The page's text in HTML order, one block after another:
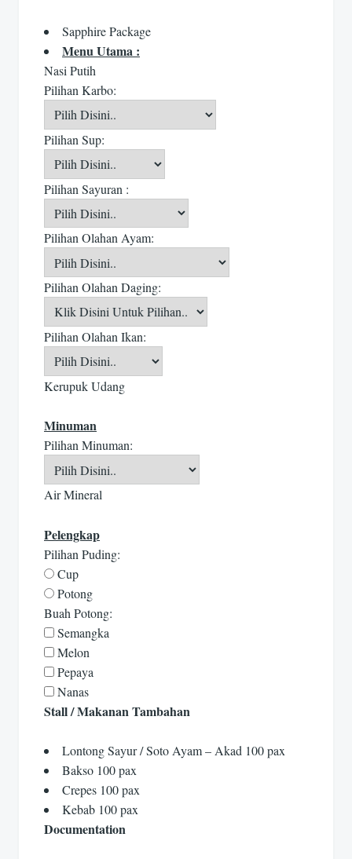
Sapphire Package
Menu Utama :
Nasi Putih
Pilihan Karbo:
Pilihan Sup:
Pilihan Sayuran :
Pilihan Olahan Ayam:
Pilihan Olahan Daging:
Pilihan Olahan Ikan:
Kerupuk Udang
Minuman
Pilihan Minuman:
Air Mineral
Pelengkap
Pilihan Puding:
Cup
Potong
Buah Potong:
Semangka
Melon
Pepaya
Nanas
Stall / Makanan Tambahan
Lontong Sayur / Soto Ayam – Akad 100 pax
Bakso 100 pax
Crepes 100 pax
Kebab 100 pax
Documentation